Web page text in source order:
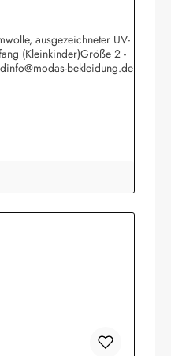
ausgezeichneter UV-
(Kleinkinder)Größe 2 -
bekleidung.de